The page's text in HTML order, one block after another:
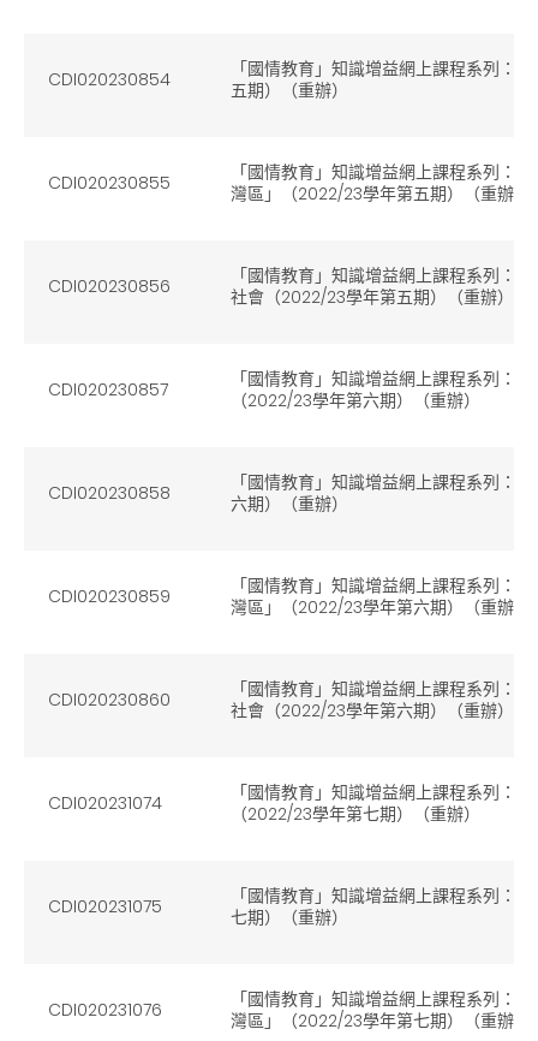
CDI020230854
「國情教育」知識增益網上課程系列：
五期）（重辦）
CDI020230855
「國情教育」知識增益網上課程系列：
灣區」（2022/23學年第五期）（重辦）
CDI020230856
「國情教育」知識增益網上課程系列：
社會（2022/23學年第五期）（重辦）
CDI020230857
「國情教育」知識增益網上課程系列：
（2022/23學年第六期）（重辦）
CDI020230858
「國情教育」知識增益網上課程系列：
六期）（重辦）
CDI020230859
「國情教育」知識增益網上課程系列：
灣區」（2022/23學年第六期）（重辦）
CDI020230860
「國情教育」知識增益網上課程系列：
社會（2022/23學年第六期）（重辦）
CDI020231074
「國情教育」知識增益網上課程系列：
（2022/23學年第七期）（重辦）
CDI020231075
「國情教育」知識增益網上課程系列：
七期）（重辦）
CDI020231076
「國情教育」知識增益網上課程系列：
灣區」（2022/23學年第七期）（重辦）